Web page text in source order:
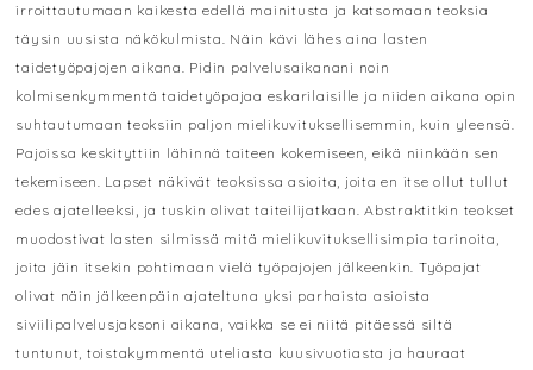
irroittautumaan kaikesta edellä mainitusta ja katsomaan teoksia
täysin uusista näkökulmista. Näin kävi lähes aina lasten
taidetyöpajojen aikana. Pidin palvelusaikanani noin
kolmisenkymmentä taidetyöpajaa eskarilaisille ja niiden aikana opin
suhtautumaan teoksiin paljon mielikuvituksellisemmin, kuin yleensä.
Pajoissa keskityttiin lähinnä taiteen kokemiseen, eikä niinkään sen
tekemiseen. Lapset näkivät teoksissa asioita, joita en itse ollut tullut
edes ajatelleeksi, ja tuskin olivat taiteilijatkaan. Abstraktitkin teokset
muodostivat lasten silmissä mitä mielikuvituksellisimpia tarinoita,
joita jäin itsekin pohtimaan vielä työpajojen jälkeenkin. Työpajat
olivat näin jälkeenpäin ajateltuna yksi parhaista asioista
siviilipalvelusjaksoni aikana, vaikka se ei niitä pitäessä siltä
tuntunut, toistakymmentä uteliasta kuusivuotiasta ja hauraat